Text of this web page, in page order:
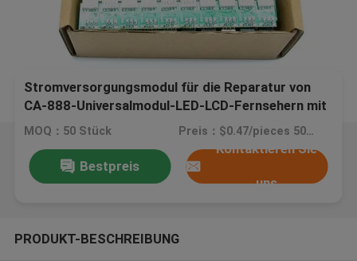
Stromversorgungsmodul für die Reparatur von
CA-888-Universalmodul-LED-LCD-Fernsehern mit
Superdisplay
MOQ：50 Stück Preis：$0.47/pieces 50-99 pieces
Bestpreis
Kontaktieren Sie
uns
PRODUKT-BESCHREIBUNG